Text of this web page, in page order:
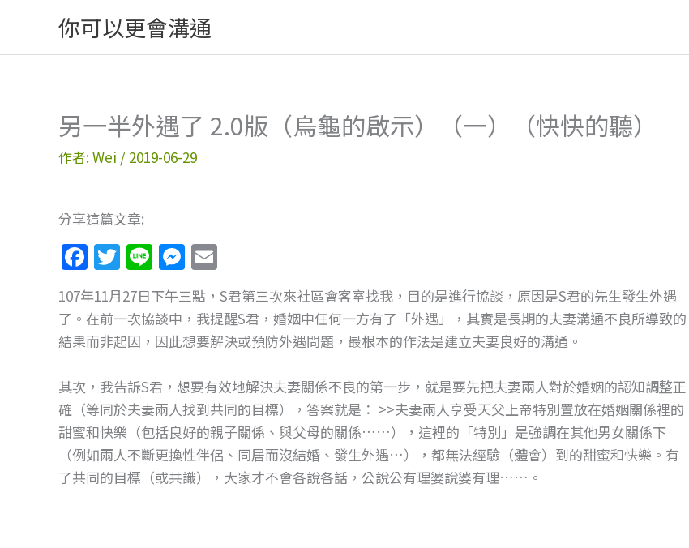
主
你可以更會溝通
另一半外遇了 2.0版（烏龜的啟示）（一）（快快的聽）
作者:Wei / 2019-06-29
分享這篇文章:
F
a
c
e
o
o
k
T
w
itt
er
Li
n
e
M
e
ss
e
g
er
m
ai
l
107年11月27日下午三點，S君第三次來社區會客室找我，目的是進行協談，原因是S君的先生發生外遇
了。在前一次協談中，我提醒S君，婚姻中任何一方有了「外遇」，其實是長期的夫妻溝通不良所導致的
結果而非起因，因此想要解決或預防外遇問題，最根本的作法是建立夫妻良好的溝通。
其次，我告訴S君，想要有效地解決夫妻關係不良的第一步，就是要先把夫妻兩人對於婚姻的認知調整正
確（等同於夫妻兩人找到共同的目標），答案就是： >>夫妻兩人享受天父上帝特別置放在婚姻關係裡的
甜蜜和快樂（包括良好的親子關係、與父母的關係……），這裡的「特別」是強調在其他男女關係下
（例如兩人不斷更換性伴侶、同居而沒結婚、發生外遇…），都無法經驗（體會）到的甜蜜和快樂。有
了共同的目標（或共識），大家才不會各說各話，公說公有理婆說婆有理……。